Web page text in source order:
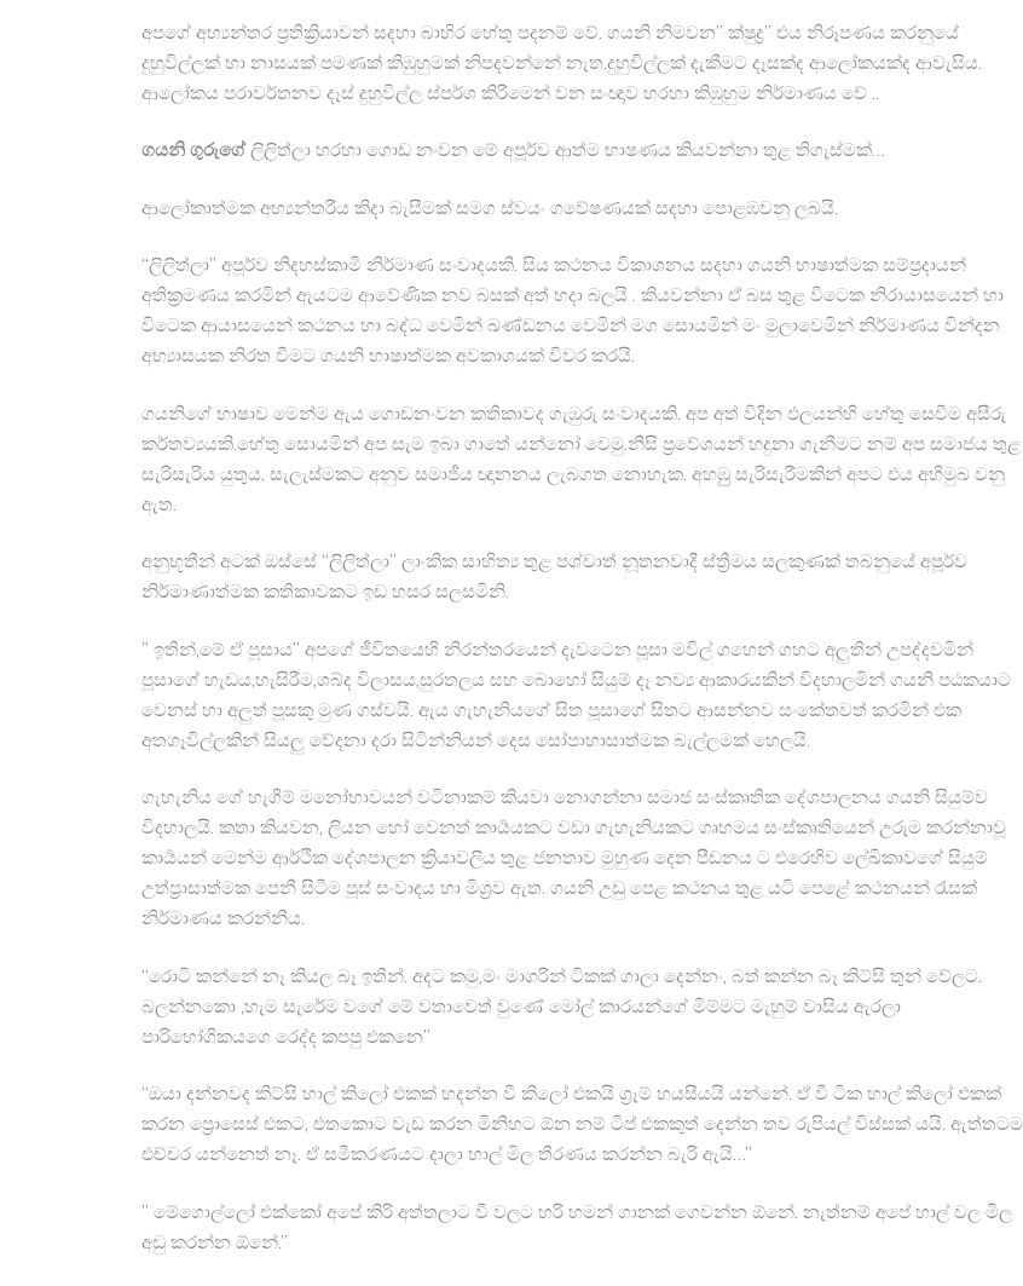
අපගේ අභ්‍යන්තර ප්‍රතික්‍රියාවන් සදහා බාහිර හේතු පදනම් වේ. ගයනි නිමවන” ක්ෂුද්‍ර” එය නිරූපණය කරනුයේ
දුහුවිල්ලක් හා නාසයක් පමණක් කිඹුහුමක් නිපදවන්නේ නැත.දුහුවිල්ලක් දැකීමට දෑසක්ද ආලෝකයක්ද ආවැසිය.
ආලෝකය පරාවර්තනව දෑස් දුහුවිල්ල ස්පර්ශ කිරීමෙන් වන සංඥාව හරහා කිඹුහුම නිර්මාණය වේ ..
ගයනි ගුරුගේලිලිත්ලා හරහා ගොඩ නංවන මේ අපූර්ව ආත්ම භාෂණය කියවන්නා තුළ තිගැස්මක්…
ආලෝකාත්මක අභ්‍යන්තරීය කිදා බැසීමක් සමග ස්වයං ගවේෂණයක් සදහා පොළඹවනු ලබයි.
“ලිලිත්ලා” අපූර්ව නිදහස්කාමී නිර්මාණ සංවාදයකි. සිය කථනය විකාශනය සදහා ගයනි භාෂාත්මක සම්ප්‍රදායන්
අතික්‍රමණය කරමින් ඇයටම ආවේණික නව බසක් අත් හදා බලයි . කියවන්නා ඒ බස තුළ විටෙක නිරායාසයෙන් හා
විටෙක ආයාසයෙන් කථනය හා බද්ධ වෙමින් ඛණ්ඩනය වෙමින් මග සොයමින් මං මුලාවෙමින් නිර්මාණය වින්දන
අභ්‍යාසයක නිරත වීමට ගයනි භාෂාත්මක අවකාශයක් විවර කරයි.
ගයනිගේ භාෂාව මෙන්ම ඇය ගොඩනංවන කතිකාවද ගැඹුරු සංවාදයකි. අප අත් විදින ඵලයන්හි හේතු සෙවීම අසීරු
කර්තව්‍යයකි.හේතු සොයමින් අප සැම ඉබා ගාතේ යන්නෝ වෙමු.නිසි ප්‍රවේශයන් හදුනා ගැනීමට නම් අප සමාජය තුළ
සැරිසැරිය යුතුය. සැලැස්මකට අනුව සමාජීය ඥානනය ලැබගත නොහැක. අහඹුු සැරිසැරීමකින් අපට එය අභිමුඛ වනු
ඇත.
අනුභූතීන් අටක් ඔස්සේ “ලිලිත්ලා” ලාංකික සාහිත්‍ය තුළ පශ්චාත් නූතනවාදී ස්ත්‍රීමය සලකුණක් තබනුයේ අපූර්ව
නිර්මාණාත්මක කතිකාවකට ඉඩ හසර සලසමිනි.
” ඉතින්,මේ ඒ පූසාය” අපගේ ජීවිතයෙහි නිරන්තරයෙන් දැවටෙන පූසා මවිල් ගහෙන් ගහට අලුතින් උපද්දවමින්
පූසාගේ හැඩය,හැසිරීම,ශබ්ද විලාසය,සුරතලය සහ බොහෝ සියුම් දෑ නව්‍ය ආකාරයකින් විදහාලමින් ගයනි පඨකයාට
වෙනස් හා අලුත් පූසකු මුණ ගස්වයි. ඇය ගැහැනියගේ සිත පූසාගේ සිතට ආසන්නව සංකේතවත් කරමින් එක
අතගෑවිල්ලකින් සියලු වේදනා දරා සිටින්නියන් දෙස සෝපාහාසාත්මක බැල්ලමක් හෙලයි.
ගැහැනිය ගේ හැගීම් මනෝභාවයන් වටිනාකම් කියවා නොගන්නා සමාජ සංස්කෘතික දේශපාලනය ගයනි සියුම්ව
විදහාලයි. කතා කියවන, ලියන හෝ වෙනත් කාර්‍යයකට වඩා ගැහැනියකට ගෘහමය සංස්කෘතියෙන් උරුම කරන්නාවූ
කාර්‍යයන් මෙන්ම ආර්ථික දේශපාලන ක්‍රියාවලිය තුළ ජනතාව මුහුණ දෙන පීඩනය ට එරෙහිව ලේඛිකාවගේ සියුම්
උත්ප්‍රාසාත්මක පෙනී සිටීම පූස් සංවාදය හා මිශ්‍රව ඇත. ගයනි උඩු පෙළ කථනය තුළ යටි පෙළේ කථනයන් රැසක්
නිර්මාණය කරන්නීය.
“රොටි කන්නේ නෑ කියල බෑ ඉතින්. අදට කමු,මං මාගරින් ටිකක් ගාලා දෙන්නං, බත් කන්න බෑ කිට්සි තුන් වේලට.
බලන්නකො ,හැම සැරේම වගේ මේ වතාවෙත් වුණේ මෝල් කාරයන්ගේ මිම්මට මැහුම් වාසිය ඇරලා
පාරිභෝගිකයගෙ රෙද්ද කපපු එකනෙ”
“ඔයා දන්නවද කිට්සි හාල් කිලෝ එකක් හදන්න වී කිලෝ එකයි ග්‍රෑම් හයසීයයි යන්නේ. ඒ වී ටික හාල් කිලෝ එකක්
කරන ප්‍රොසෙස් එකට, එතකොට වැඩ කරන මිනිහට ඕන නම් ටිප් එකකුත් දෙන්න තව රුපියල් විස්සක් යයි. ඇත්තටම
එච්චර යන්නෙත් නෑ. ඒ සමීකරණයට දාලා හාල් මිල තීරණය කරන්න බැරි ඇයි…”
” මේගොල්ලෝ එක්කෝ අපේ කිරි අත්තලාට වී වලට හරි හමන් ගානක් ගෙවන්න ඕනේ. නැත්නම් අපේ හාල් වල මිල
අඩු කරන්න ඕනේ.”